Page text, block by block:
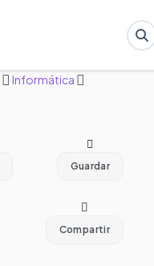
Informática
Guardar
Compartir